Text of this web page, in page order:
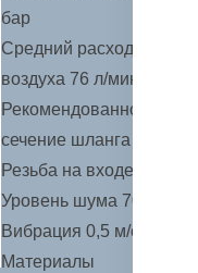
бар
Средний расход
воздуха 76 л/мин
Рекомендованное
сечение шланга 10 мм
Резьба на входе F1/4″
Уровень шума 70,0 дБ
Вибрация 0,5 м/с2
Материалы